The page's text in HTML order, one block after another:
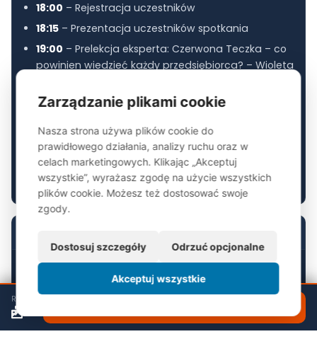
18:00 – Rejestracja uczestników
18:15– Prezentacja uczestników spotkania
19:00 – Prelekcja eksperta: Czerwona Teczka – co
powinien wiedzieć każdy przedsiębiorca? – Wioleta
19:45– Kolacja
PKB 314
20:30– Networking
21:00– Zakończenie spotkania
RELACJA
Zarządzanie plikami cookie
Nasza strona używa plików cookie do
prawidłowego działania, analizy ruchu oraz w
celach marketingowych. Klikając „Akceptuj
wszystkie”, wyrażasz zgodę na użycie wszystkich
plików cookie. Możesz też dostosować swoje
zgody.
Dostosuj szczegóły Odrzuć opcjonalne
Akceptuj wszystkie